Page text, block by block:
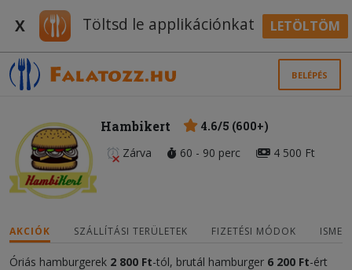
X Töltsd le applikációnkat LETÖLTÖM
BELÉPÉS
Hambikert
4.6/5 (600+)
Zárva
60 - 90 perc 4 500 Ft
AKCIÓK SZÁLLÍTÁSI TERÜLETEK FIZETÉSI MÓDOK
Óriás hamburgerek 2 800 Ft-tól, brutál hamburger 6 200 Ft-ért